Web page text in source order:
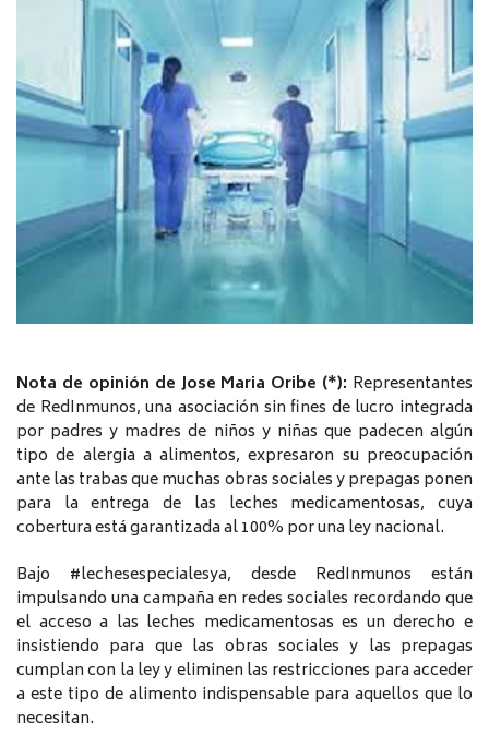
Nota de opinión de Jose Maria Oribe (*): Representantes
de RedInmunos, una asociación sin fines de lucro integrada
por padres y madres de niños y niñas que padecen algún
tipo de alergia a alimentos, expresaron su preocupación
ante las trabas que muchas obras sociales y prepagas ponen
para la entrega de las leches medicamentosas, cuya
cobertura está garantizada al 100% por una ley nacional.
Bajo #lechesespecialesya, desde RedInmunos están
impulsando una campaña en redes sociales recordando que
el acceso a las leches medicamentosas es un derecho e
insistiendo para que las obras sociales y las prepagas
cumplan con la ley y eliminen las restricciones para acceder
a este tipo de alimento indispensable para aquellos que lo
necesitan.